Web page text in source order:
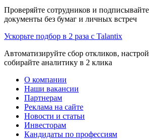
Проверяйте сотрудников и
документы без бумаг и личных встреч
Ускорьте подбор в 2 раза с Talantix
Автоматизируйте сбор откликов,
собирайте аналитику в 2 клика
О компании
Наши вакансии
Партнерам
Реклама на сайте
Новости и статьи
Инвесторам
Кандидаты по профессиям